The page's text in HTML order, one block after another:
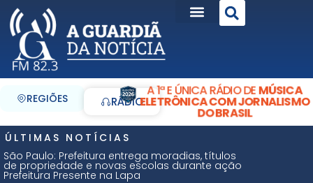
REGIÕES RÁDIO
A 1ª E ÚNICA RÁDIO DEMÚSICA
ELETRÔNICA COM JORNALISMO
DO BRASIL
ÚLTIMAS NOTÍCIAS
São Paulo: Prefeitura entrega moradias, títulos
de propriedade e novas escolas durante ação
Prefeitura Presente na Lapa